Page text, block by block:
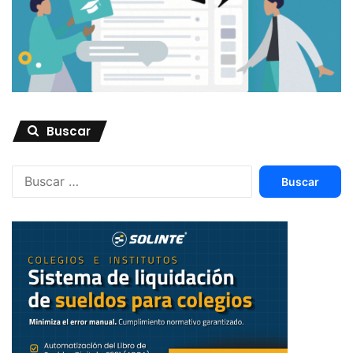
retroalimentación, como la autoevaluación, la coevaluación
y la retroalimentación del docente, enriqueciendo la
perspectiva del estudiante y facilitando una comprensión
más completa de su progreso.
Referencias:
– Dehaene, S. (2019). _ ¿Cómo aprendemos? Los cuatro
Buscar
Buscar: